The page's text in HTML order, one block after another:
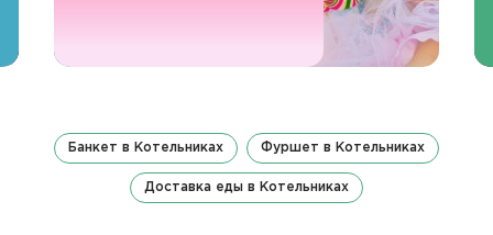
Банкет в Котельниках Фуршет в Котельниках
Доставка еды в Котельниках